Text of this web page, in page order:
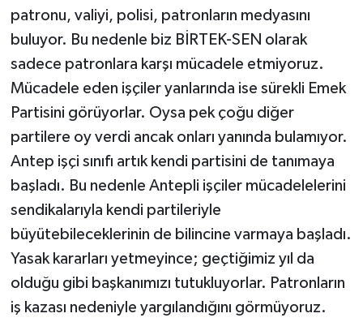
patronu, valiyi, polisi, patronların medyasını
buluyor. Bu nedenle biz BİRTEK-SEN olarak
sadece patronlara karşı mücadele etmiyoruz.
Mücadele eden işçiler yanlarında ise sürekli Emek
Partisini görüyorlar. Oysa pek çoğu diğer
partilere oy verdi ancak onları yanında bulamıyor.
Antep işçi sınıfı artık kendi partisini de tanımaya
başladı. Bu nedenle Antepli işçiler mücadelelerini
sendikalarıyla kendi partileriyle
büyütebileceklerinin de bilincine varmaya başladı.
Yasak kararları yetmeyince; geçtiğimiz yıl da
olduğu gibi başkanımızı tutukluyorlar. Patronların
iş kazası nedeniyle yargılandığını görmüyoruz.